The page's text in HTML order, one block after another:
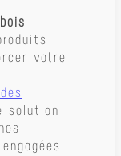
votre
solution